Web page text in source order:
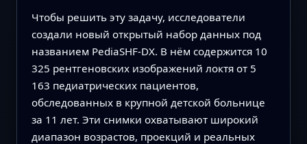
Чтобы решить эту задачу, исследователи
создали новый открытый набор данных под
названием PediaSHF-DX. В нём содержится 10
325 рентгеновских изображений локтя от 5
163 педиатрических пациентов,
обследованных в крупной детской больнице
за 11 лет. Эти снимки охватывают широкий
диапазон возрастов, проекций и реальных